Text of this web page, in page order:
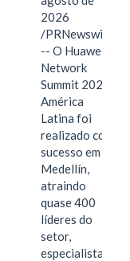
2026
/PRNewswire/
-- O Huawei
Network
Summit 2026
América
Latina foi
realizado com
sucesso em
Medellín,
atraindo
quase 400
líderes do
setor,
especialistas